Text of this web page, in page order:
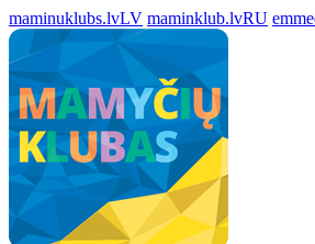
maminuklubs.lvLV maminklub.lvRU